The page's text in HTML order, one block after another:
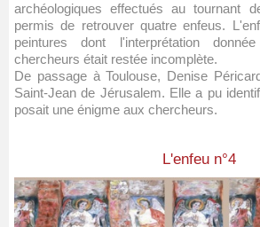
archéologiques effectués au tournant
permis de retrouver quatre enfeus.
peintures dont l'interprétation
chercheurs était restée incomplète.
De passage à Toulouse, Denise
Saint-Jean de Jérusalem. Elle a pu
posait une énigme aux chercheurs.
L'enfeu n°4